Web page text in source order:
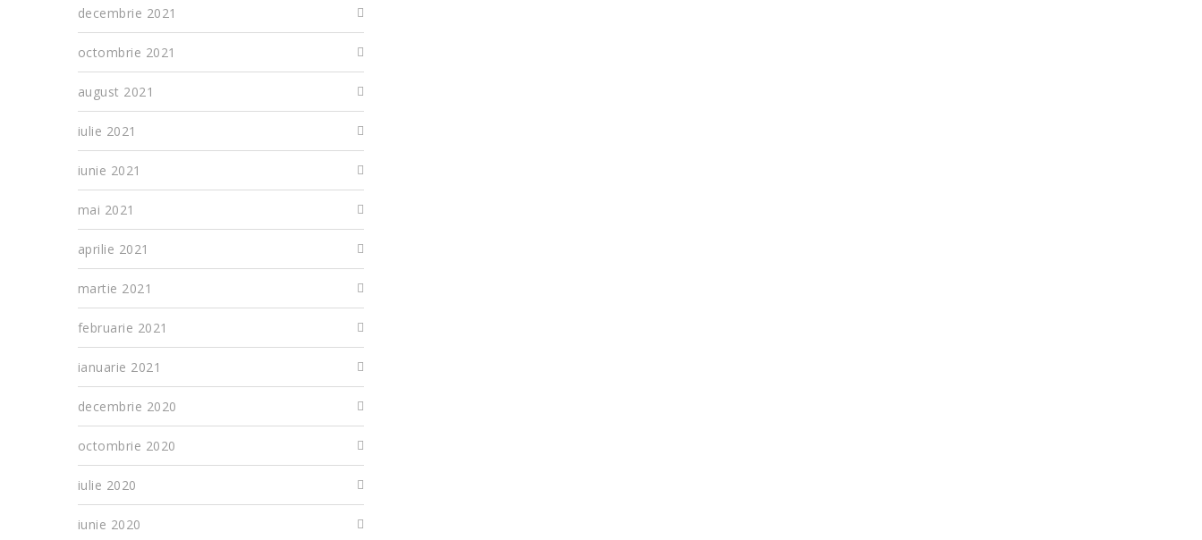
decembrie 2021
octombrie 2021
august 2021
iulie 2021
iunie 2021
mai 2021
aprilie 2021
martie 2021
februarie 2021
ianuarie 2021
decembrie 2020
octombrie 2020
iulie 2020
iunie 2020